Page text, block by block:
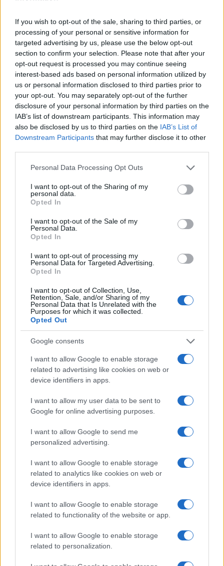
If you wish to opt-out of the sale, sharing to third parties, or
processing of your personal or sensitive information for
targeted advertising by us, please use the below opt-out
section to confirm your selection. Please note that after your
opt-out request is processed you may continue seeing
interest-based ads based on personal information utilized by
us or personal information disclosed to third parties prior to
your opt-out. You may separately opt-out of the further
disclosure of your personal information by third parties on the
IAB’s list of downstream participants. This information may
also be disclosed by us to third parties on the IAB’s List of
Downstream Participants that may further disclose it to other
Please note that this website/app uses one or more Google
not limited to your visit or usage behaviour. You may click to
grant or deny consent to Google and its third-party tags to
use your data for below specified purposes in below Google
consent section.
Personal Data Processing Opt Outs
I want to opt-out of the Sharing of my
personal data.
Opted In
I want to opt-out of the Sale of my
Personal Data.
Opted In
I want to opt-out of processing my
Personal Data for Targeted Advertising.
Opted In
I want to opt-out of Collection, Use,
Retention, Sale, and/or Sharing of my
Personal Data that Is Unrelated with the
Purposes for which it was collected.
Opted Out
Google consents
I want to allow Google to enable storage
related to advertising like cookies on web or
device identifiers in apps.
I want to allow my user data to be sent to
Google for online advertising purposes.
I want to allow Google to send me
personalized advertising.
I want to allow Google to enable storage
related to analytics like cookies on web or
device identifiers in apps.
I want to allow Google to enable storage
related to functionality of the website or app.
I want to allow Google to enable storage
related to personalization.
AUTORE
AiAdhubMedia
Continua a leggere
B2B NEWS
Ripensare le tecnologie umanitarie oltre i criteri dei
Martina Marchesi · 10 Lug 2026